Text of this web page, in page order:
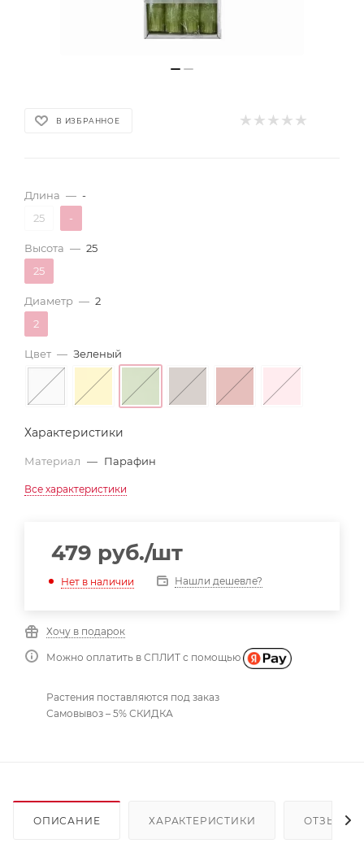
В ИЗБРАННОЕ
Длина — -
25
-
Высота — 25
25
Диаметр — 2
2
Цвет — Зеленый
Характеристики
Материал — Парафин
Все характеристики
479 руб./шт
Нет в наличии Нашли дешевле?
Хочу в подарок
Можно оплатить в СПЛИТ с помощью
Растения поставляются под заказ
Самовывоз – 5% СКИДКА
ОПИСАНИЕ ХАРАКТЕРИСТИКИ ОТЗЫВЫ